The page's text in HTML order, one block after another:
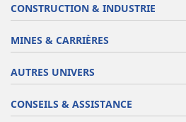
CONSTRUCTION & INDUSTRIE
MINES & CARRIÈRES
AUTRES UNIVERS
CONSEILS & ASSISTANCE